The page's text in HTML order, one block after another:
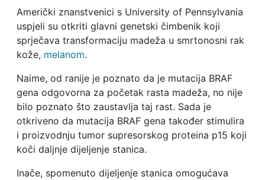
Američki znanstvenici s University of Pennsylvania
uspjeli su otkriti glavni genetski čimbenik koji
sprječava transformaciju madeža u smrtonosni rak
kože, melanom.
Naime, od ranije je poznato da je mutacija BRAF
gena odgovorna za početak rasta madeža, no nije
bilo poznato što zaustavlja taj rast. Sada je
otkriveno da mutacija BRAF gena također stimulira
i proizvodnju tumor supresorskog proteina p15 koji
koči daljnje dijeljenje stanica.
Inače, spomenuto dijeljenje stanica omogućava